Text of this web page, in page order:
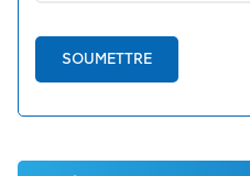
SOUMETTRE